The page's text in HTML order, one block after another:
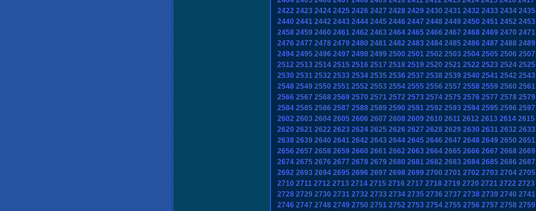
2422 2423 2424 2425 2426 2427 2428 2429 2430 2431 2432 2433 2434 2435
2440 2441 2442 2443 2444 2445 2446 2447 2448 2449 2450 2451 2452 2453
2458 2459 2460 2461 2462 2463 2464 2465 2466 2467 2468 2469 2470 2471
2476 2477 2478 2479 2480 2481 2482 2483 2484 2485 2486 2487 2488 2489
2494 2495 2496 2497 2498 2499 2500 2501 2502 2503 2504 2505 2506 2507
2512 2513 2514 2515 2516 2517 2518 2519 2520 2521 2522 2523 2524 2525
2530 2531 2532 2533 2534 2535 2536 2537 2538 2539 2540 2541 2542 2543
2548 2549 2550 2551 2552 2553 2554 2555 2556 2557 2558 2559 2560 2561
2566 2567 2568 2569 2570 2571 2572 2573 2574 2575 2576 2577 2578 2579
2584 2585 2586 2587 2588 2589 2590 2591 2592 2593 2594 2595 2596 2597
2602 2603 2604 2605 2606 2607 2608 2609 2610 2611 2612 2613 2614 2615
2620 2621 2622 2623 2624 2625 2626 2627 2628 2629 2630 2631 2632 2633
2638 2639 2640 2641 2642 2643 2644 2645 2646 2647 2648 2649 2650 2651
2656 2657 2658 2659 2660 2661 2662 2663 2664 2665 2666 2667 2668 2669
2674 2675 2676 2677 2678 2679 2680 2681 2682 2683 2684 2685 2686 2687
2692 2693 2694 2695 2696 2697 2698 2699 2700 2701 2702 2703 2704 2705
2710 2711 2712 2713 2714 2715 2716 2717 2718 2719 2720 2721 2722 2723
2728 2729 2730 2731 2732 2733 2734 2735 2736 2737 2738 2739 2740 2741
2746 2747 2748 2749 2750 2751 2752 2753 2754 2755 2756 2757 2758 2759